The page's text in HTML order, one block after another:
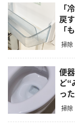
「
戻
「
掃除
便
ど“
っ
掃除